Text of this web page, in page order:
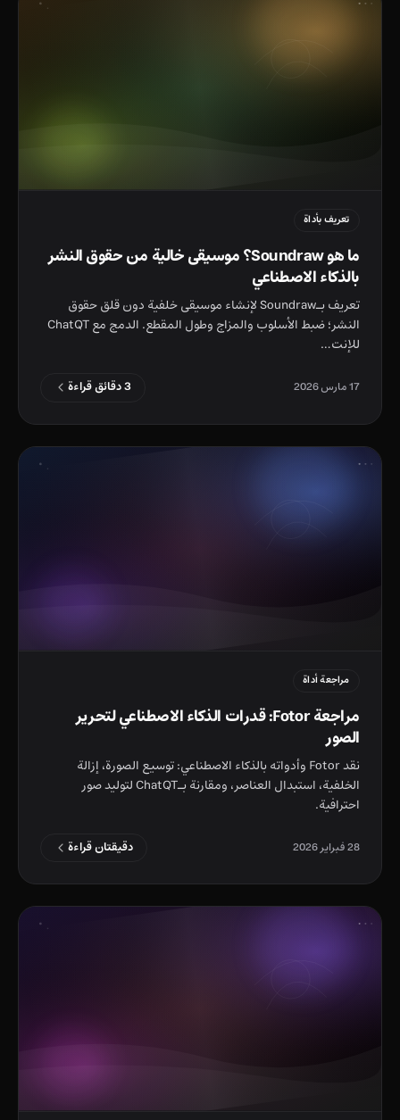
تعريف بأداة
ما هو Soundraw؟ موسيقى خالية من حقوق النشر
بالذكاء الاصطناعي
تعريف بـSoundraw لإنشاء موسيقى خلفية دون قلق حقوق
النشر؛ ضبط الأسلوب والمزاج وطول المقطع. الدمج مع ChatQT
للإنت…
17 مارس 2026 3 دقائق قراءة
مراجعة أداة
مراجعة Fotor: قدرات الذكاء الاصطناعي لتحرير
الصور
نقد Fotor وأدواته بالذكاء الاصطناعي: توسيع الصورة، إزالة
الخلفية، استبدال العناصر، ومقارنة بـChatQT لتوليد صور
احترافية.
28 فبراير 2026 دقيقتان قراءة